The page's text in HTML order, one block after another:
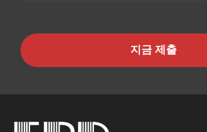
지금 제출